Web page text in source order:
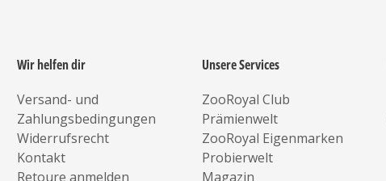
Wir helfen dir
Versand- und
Zahlungsbedingungen
Widerrufsrecht
Kontakt
Retoure anmelden
Unsere Services
ZooRoyal Club
Prämienwelt
ZooRoyal Eigenmarken
Probierwelt
Magazin